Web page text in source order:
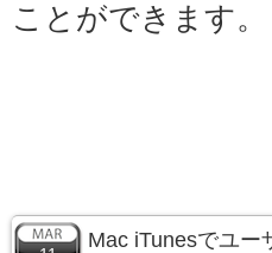
ことができます。
Mac iTunesでユー